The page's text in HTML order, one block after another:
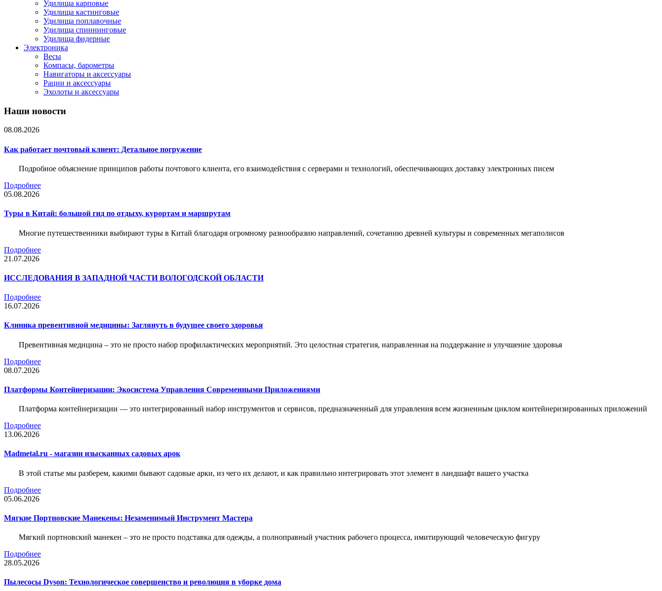
Удилища карповые
Удилища кастинговые
Удилища поплавочные
Удилища спиннинговые
Удилища фидерные
Электроника
Весы
Компасы, барометры
Навигаторы и аксессуары
Рации и аксессуары
Эхолоты и аксессуары
Наши новости
08.08.2026
Как работает почтовый клиент: Детальное погружение
Подробное объяснение принципов работы почтового клиента, его взаимодействия с серверами и технологий, обеспечивающих доставку электронных писем
Подробнее
05.08.2026
Туры в Китай: большой гид по отдыху, курортам и маршрутам
Многие путешественники выбирают туры в Китай благодаря огромному разнообразию направлений, сочетанию древней культуры и современных мегаполисов
Подробнее
21.07.2026
ИССЛЕДОВАНИЯ В ЗАПАДНОЙ ЧАСТИ ВОЛОГОДСКОЙ ОБЛАСТИ
Подробнее
16.07.2026
Клиника превентивной медицины: Заглянуть в будущее своего здоровья
Превентивная медицина – это не просто набор профилактических мероприятий. Это целостная стратегия, направленная на поддержание и улучшение здоровья
Подробнее
08.07.2026
Платформы Контейнеризации: Экосистема Управления Современными Приложениями
Платформа контейнеризации — это интегрированный набор инструментов и сервисов, предназначенный для управления всем жизненным циклом контейнеризированных приложений
Подробнее
13.06.2026
Madmetal.ru - магазин изысканных садовых арок
В этой статье мы разберем, какими бывают садовые арки, из чего их делают, и как правильно интегрировать этот элемент в ландшафт вашего участка
Подробнее
05.06.2026
Мягкие Портновские Манекены: Незаменимый Инструмент Мастера
Мягкий портновский манекен – это не просто подставка для одежды, а полноправный участник рабочего процесса, имитирующий человеческую фигуру
Подробнее
28.05.2026
Пылесосы Dyson: Технологическое совершенство и революция в уборке дома